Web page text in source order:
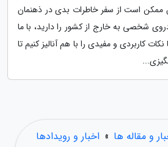
است از سفر خاطرات بدی در ذهنمان
شخصی به خارج از کشور را دارید، با ما
کاربردی و مفیدی را با هم آنالیز کنیم تا
و مقاله ها » اخبار و رویدادها